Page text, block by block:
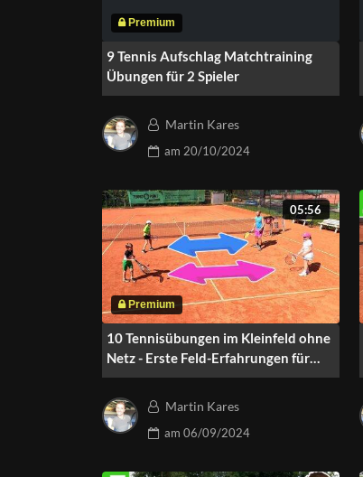
9 Tennis Aufschlag Matchtraining
Übungen für 2 Spieler
Martin Kares
am 20/10/2024
05:56
10 Tennisübungen im Kleinfeld ohne
Netz - Erste Feld-Erfahrungen für
Kleinkinder
Martin Kares
am 06/09/2024